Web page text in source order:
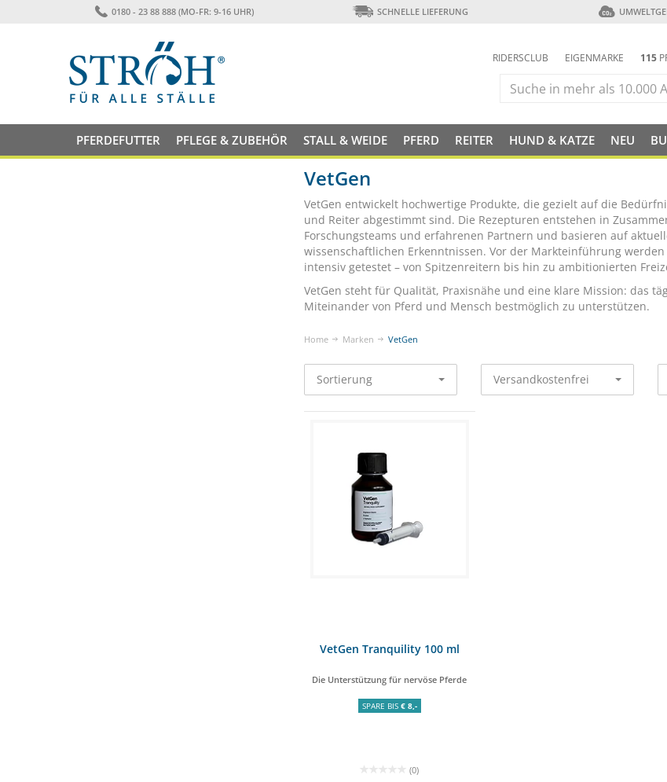
0180 - 23 88 888 (MO-FR: 9-16 UHR) SCHNELLE LIEFERUNG
RIDERSCLUB EIGENMARKE 115
PFERDEFUTTER PFLEGE & ZUBEHÖR STALL & WEIDE PFERD REITER HUND & KATZE NEU
VetGen
VetGen entwickelt hochwertige Produkte, die gezielt auf die
und Reiter abgestimmt sind. Die Rezepturen entstehen in
Forschungsteams und erfahrenen Partnern und basieren auf
wissenschaftlichen Erkenntnissen. Vor der Markteinführung werden
intensiv getestet – von Spitzenreitern bis hin zu ambitionierten
VetGen steht für Qualität, Praxisnähe und eine klare Mission: das
Miteinander von Pferd und Mensch bestmöglich zu unterstützen.
Home Marken VetGen
Sortierung Versandkostenfrei
VetGen Tranquility 100 ml
Die Unterstützung für nervöse Pferde
SPARE BIS € 8,-
(0)